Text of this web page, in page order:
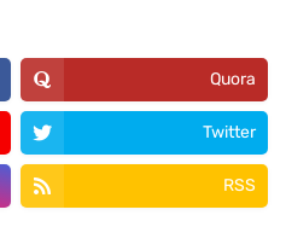
Quora
Twitter
RSS